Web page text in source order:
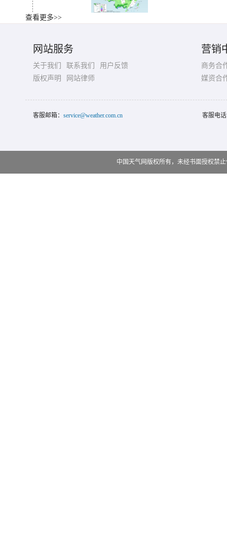
今天（7月23日）我国正式进入大暑节气
查看更多>>
网站服务
关于我们 联系我们
用户反馈
版权声明
网站律师
营销
商务合
媒资合
客服邮箱： service@weather.com.cn 客服电
中国天气网版权所有，未经书面授权